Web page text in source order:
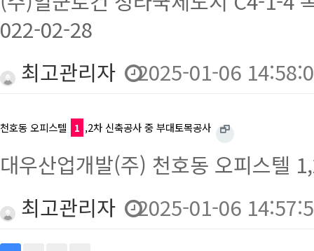
022-02-28
최고관리자 2025-01-06
천호동 오피스텔 1 ,2차 신축공사 중 부대토목공사
대우산업개발(주) 천호동 오피스텔
최고관리자 2025-01-06